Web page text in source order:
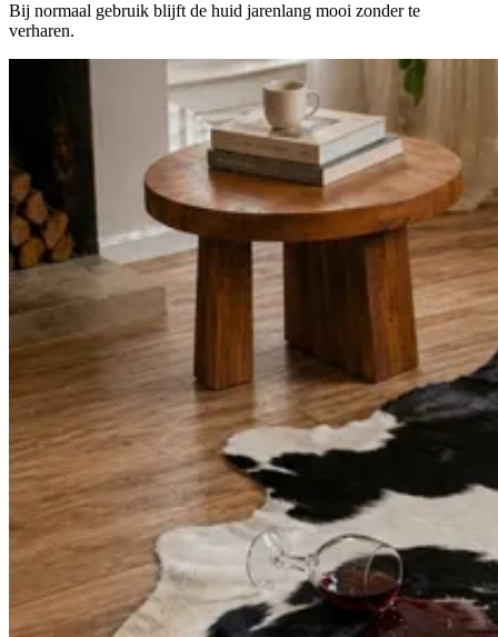
Bij normaal gebruik blijft de huid jarenlang mooi zonder te
verharen.